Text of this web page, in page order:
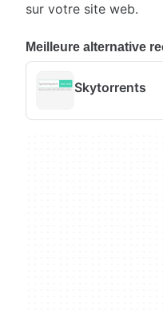
sur votre site web.
Meilleure alternative
Skytorrents